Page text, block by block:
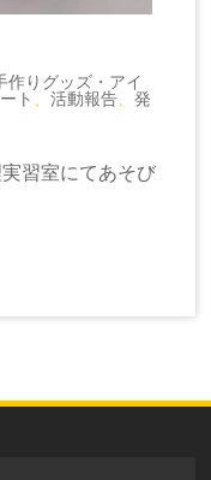
作りグッズ・アイ
ト 、活動報告 、発
習室にてあそび